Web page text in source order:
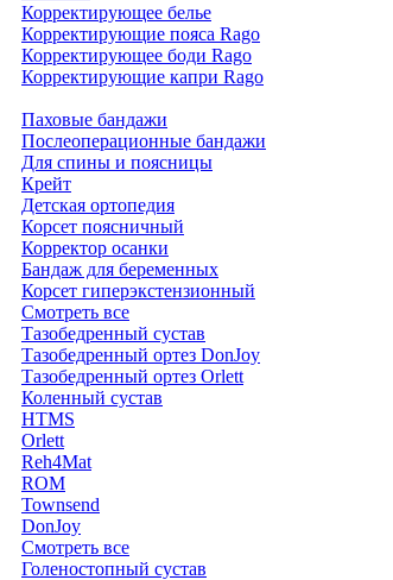
Корректирующее белье
Корректирующие пояса Rago
Корректирующее боди Rago
Корректирующие капри Rago
Паховые бандажи
Послеоперационные бандажи
Для спины и поясницы
Крейт
Детская ортопедия
Корсет поясничный
Корректор осанки
Бандаж для беременных
Корсет гиперэкстензионный
Смотреть все
Тазобедренный сустав
Тазобедренный ортез DonJoy
Тазобедренный ортез Orlett
Коленный сустав
HTMS
Orlett
Reh4Mat
ROM
Townsend
DonJoy
Смотреть все
Голеностопный сустав